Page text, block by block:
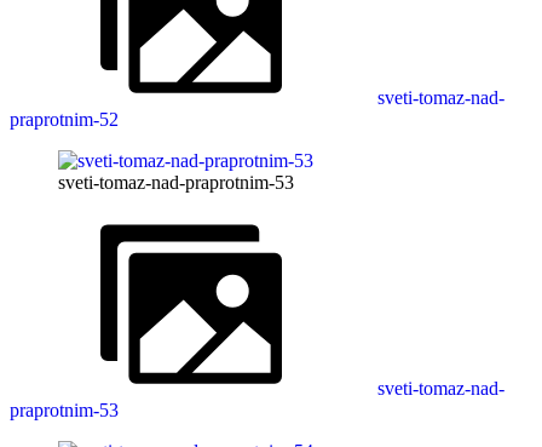
sveti-tomaz-nad-
praprotnim-52
sveti-tomaz-nad-praprotnim-53
sveti-tomaz-nad-
praprotnim-53